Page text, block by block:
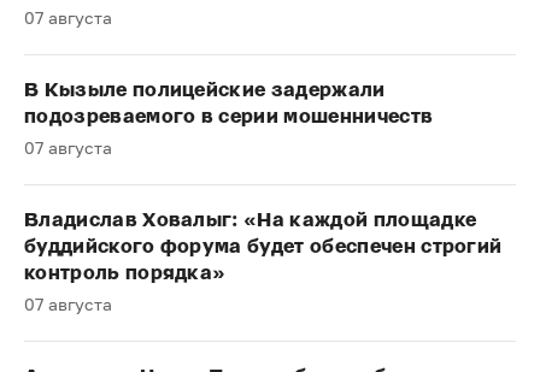
07 августа
В Кызыле полицейские задержали
подозреваемого в серии мошенничеств
07 августа
Владислав Ховалыг: «На каждой площадке
буддийского форума будет обеспечен строгий
контроль порядка»
07 августа